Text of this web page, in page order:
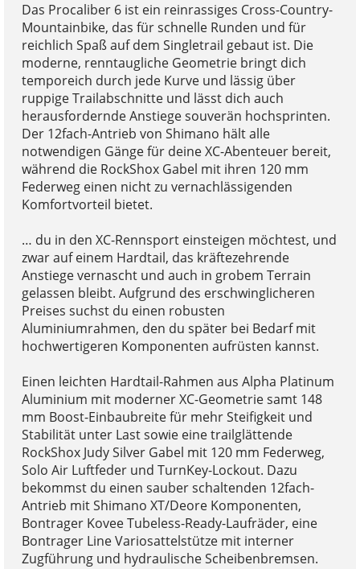
Das Procaliber 6 ist ein reinrassiges Cross-Country-
Mountainbike, das für schnelle Runden und für
reichlich Spaß auf dem Singletrail gebaut ist. Die
moderne, renntaugliche Geometrie bringt dich
temporeich durch jede Kurve und lässig über
ruppige Trailabschnitte und lässt dich auch
herausfordernde Anstiege souverän hochsprinten.
Der 12fach-Antrieb von Shimano hält alle
notwendigen Gänge für deine XC-Abenteuer bereit,
während die RockShox Gabel mit ihren 120 mm
Federweg einen nicht zu vernachlässigenden
Komfortvorteil bietet.
… du in den XC-Rennsport einsteigen möchtest, und
zwar auf einem Hardtail, das kräftezehrende
Anstiege vernascht und auch in grobem Terrain
gelassen bleibt. Aufgrund des erschwinglicheren
Preises suchst du einen robusten
Aluminiumrahmen, den du später bei Bedarf mit
hochwertigeren Komponenten aufrüsten kannst.
Einen leichten Hardtail-Rahmen aus Alpha Platinum
Aluminium mit moderner XC-Geometrie samt 148
mm Boost-Einbaubreite für mehr Steifigkeit und
Stabilität unter Last sowie eine trailglättende
RockShox Judy Silver Gabel mit 120 mm Federweg,
Solo Air Luftfeder und TurnKey-Lockout. Dazu
bekommst du einen sauber schaltenden 12fach-
Antrieb mit Shimano XT/Deore Komponenten,
Bontrager Kovee Tubeless-Ready-Laufräder, eine
Bontrager Line Variosattelstütze mit interner
Zugführung und hydraulische Scheibenbremsen.